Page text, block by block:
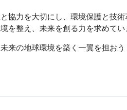
協力を大切にし、環境保護と技
を整え、未来を創る力を求めてい
来の地球環境を築く一翼を担お